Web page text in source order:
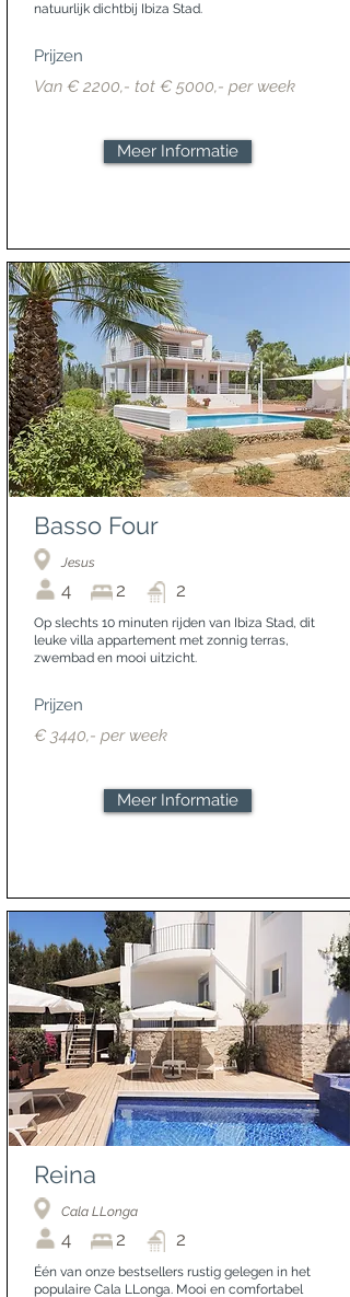
natuurlijk dichtbij Ibiza Stad.
Prijzen
Van € 2200,- tot € 5000,- per week
Meer Informatie
Basso Four
Jesus
4 2 2
Op slechts 10 minuten rijden van Ibiza Stad, dit
leuke villa appartement met zonnig terras,
zwembad en mooi uitzicht.
Prijzen
€ 3440,- per week
Meer Informatie
Reina
Cala LLonga
4 2 2
Één van onze bestsellers rustig gelegen in het
populaire Cala LLonga. Mooi en comfortabel